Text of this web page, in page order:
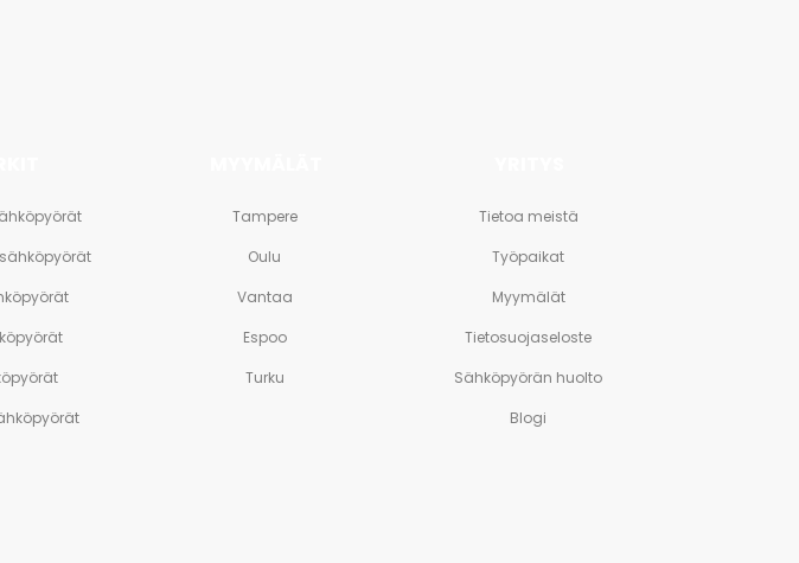
Tampere
Oulu
Vantaa
Espoo
Turku
Tietoa meistä
Työpaikat
Myymälät
Tietosuojaseloste
Sähköpyörän huolto
Blogi